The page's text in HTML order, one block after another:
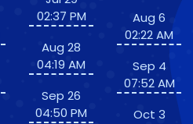
02:37 PM
Aug 28
04:19 AM
Sep 26
04:50 PM
Aug 6
02:22 AM
Sep 4
07:52 AM
Oct 3